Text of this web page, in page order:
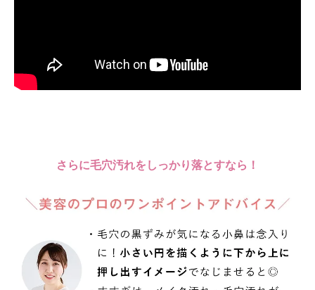
さらに毛穴汚れをしっかり落とすなら！